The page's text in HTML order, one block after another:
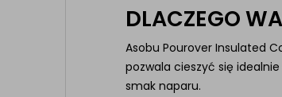
DLACZEGO
Asobu Pourover Insulated
pozwala cieszyć się
smak naparu.